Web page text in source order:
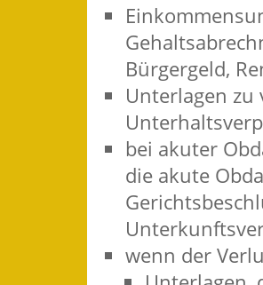
Bürgergeld,
Unterlagen zu
bei akuter
die akute
wenn der